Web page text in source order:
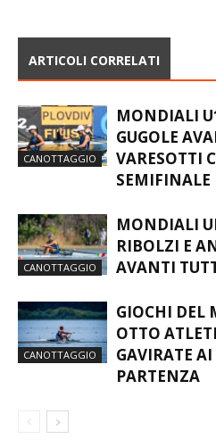
ARTICOLI CORRELATI
CANOTTAGGIO
MONDIALI
GUGOLE
VARESOTTI
SEMIFINALE
CANOTTAGGIO
MONDIALI
RIBOLZI E
AVANTI
CANOTTAGGIO
GIOCHI DEL
OTTO
GAVIRATE
PARTENZA